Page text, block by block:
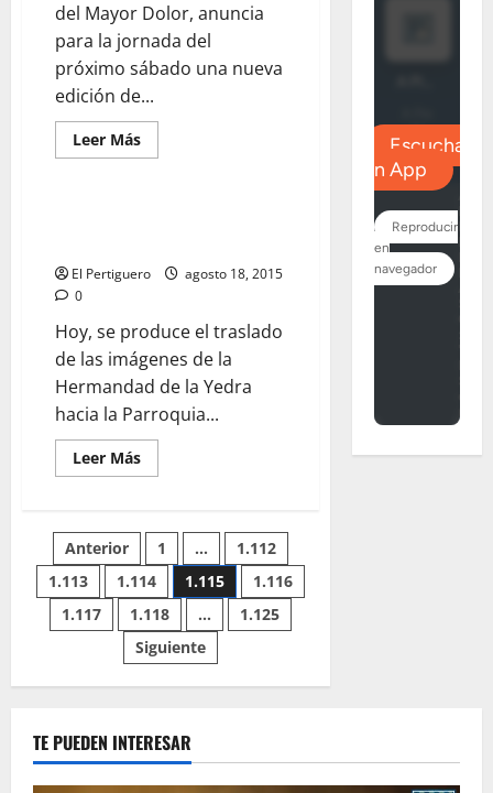
del Mayor Dolor, anuncia
para la jornada del
próximo sábado una nueva
edición de...
Leer MásLeer
más
organizada
por
Dolor
El Pertiguero
agosto 18, 2015
0
Hoy, se produce el traslado
de las imágenes de la
Hermandad de la Yedra
hacia la Parroquia...
Leer MásLeer
más
de
material»
por
Adrián
Zurera
de
la
Peña
Paginación
de
entradas
Anterior 1 …
1.112
1.113
1.114 1.115
1.116
1.117
1.118 …
1.125
Siguiente
TE PUEDEN INTERESAR